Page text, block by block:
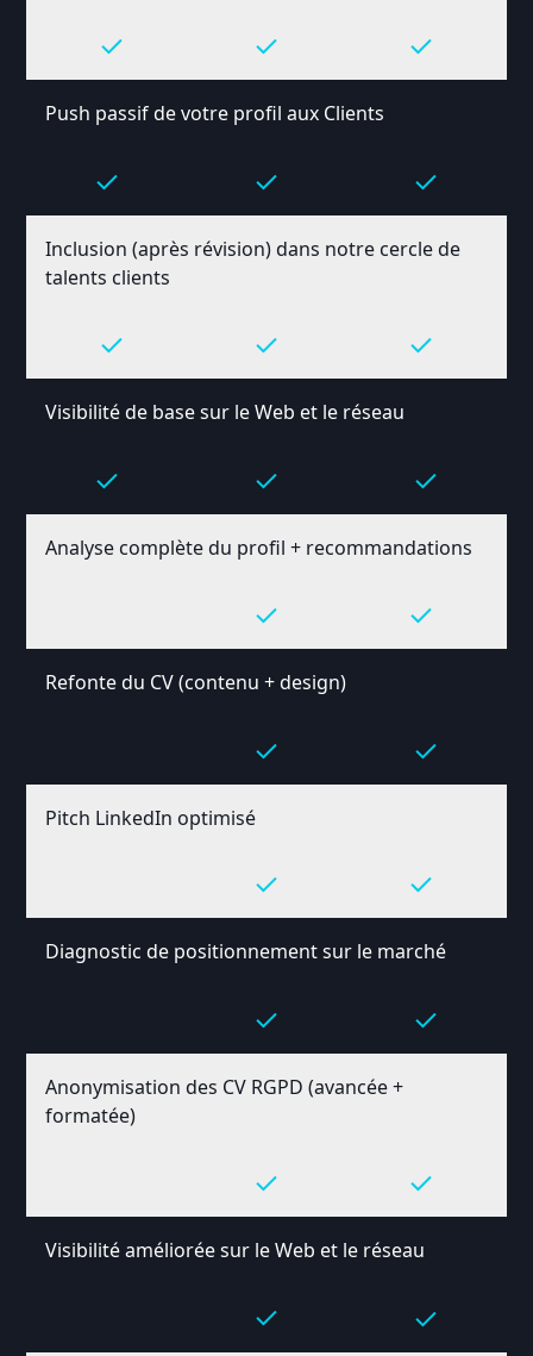
Push passif de votre profil aux Clients
Inclusion (après révision) dans notre cercle de
talents clients
Visibilité de base sur le Web et le réseau
Analyse complète du profil + recommandations
Refonte du CV (contenu + design)
Pitch LinkedIn optimisé
Diagnostic de positionnement sur le marché
Anonymisation des CV RGPD (avancée +
formatée)
Visibilité améliorée sur le Web et le réseau